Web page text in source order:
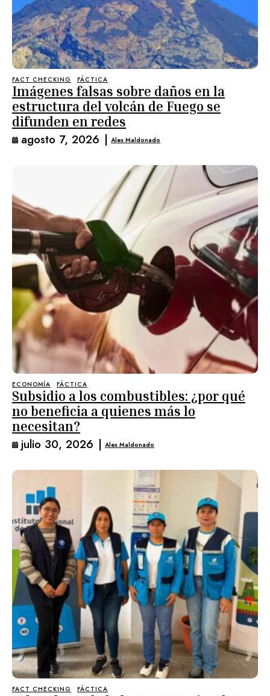
FACT CHECKING FÁCTICA
Imágenes falsas sobre daños en la
estructura del volcán de Fuego se
difunden en redes
agosto 7, 2026 | Alex Maldonado
ECONOMÍA FÁCTICA
Subsidio a los combustibles: ¿por qué
no beneficia a quienes más lo
necesitan?
julio 30, 2026 | Alex Maldonado
FACT CHECKING FÁCTICA